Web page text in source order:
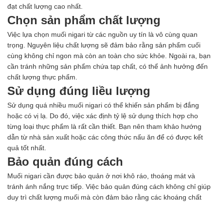
đạt chất lượng cao nhất.
Chọn sản phẩm chất lượng
Việc lựa chọn muối nigari từ các nguồn uy tín là vô cùng quan
trọng. Nguyên liệu chất lượng sẽ đảm bảo rằng sản phẩm cuối
cùng không chỉ ngon mà còn an toàn cho sức khỏe. Ngoài ra, bạn
cần tránh những sản phẩm chứa tạp chất, có thể ảnh hưởng đến
chất lượng thực phẩm.
Sử dụng đúng liều lượng
Sử dụng quá nhiều muối nigari có thể khiến sản phẩm bị đắng
hoặc có vị lạ. Do đó, việc xác định tỷ lệ sử dụng thích hợp cho
từng loại thực phẩm là rất cần thiết. Bạn nên tham khảo hướng
dẫn từ nhà sản xuất hoặc các công thức nấu ăn để có được kết
quả tốt nhất.
Bảo quản đúng cách
Muối nigari cần được bảo quản ở nơi khô ráo, thoáng mát và
tránh ánh nắng trực tiếp. Việc bảo quản đúng cách không chỉ giúp
duy trì chất lượng muối mà còn đảm bảo rằng các khoáng chất